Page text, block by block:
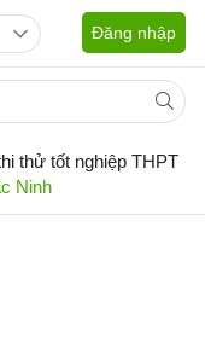
Đăng nhập
thử tốt nghiệp THPT
Ninh